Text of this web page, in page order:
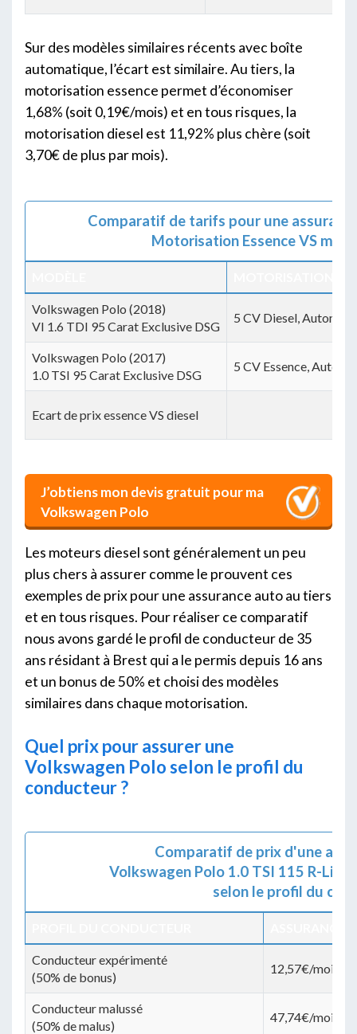
Sur des modèles similaires récents avec boîte
automatique, l’écart est similaire. Au tiers, la
motorisation essence permet d’économiser
1,68% (soit 0,19€/mois) et en tous risques, la
motorisation diesel est 11,92% plus chère (soit
3,70€ de plus par mois).
Comparatif de tarifs pour une
Motorisation Essence VS
Volkswagen Polo (2018)
VI 1.6 TDI 95 Carat Exclusive DSG
5 CV Diesel,
Volkswagen Polo (2017)
1.0 TSI 95 Carat Exclusive DSG
5 CV Essence,
Ecart de prix essence VS diesel
J’obtiens mon devis gratuit pour ma
Volkswagen Polo
Les moteurs diesel sont généralement un peu
plus chers à assurer comme le prouvent ces
exemples de prix pour une assurance auto au tiers
et en tous risques. Pour réaliser ce comparatif
nous avons gardé le profil de conducteur de 35
ans résidant à Brest qui a le permis depuis 16 ans
et un bonus de 50% et choisi des modèles
similaires dans chaque motorisation.
Quel prix pour assurer une
Volkswagen Polo selon le profil du
conducteur ?
Comparatif de prix d'une
Volkswagen Polo 1.0 TSI 115 R-Line
selon le profil du
Conducteur expérimenté
(50% de bonus)
12,57€/mois
Conducteur malussé
(50% de malus)
47,74€/mois